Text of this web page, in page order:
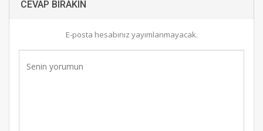
CEVAP BIRAKIN
E-posta hesabınız yayımlanmayacak.